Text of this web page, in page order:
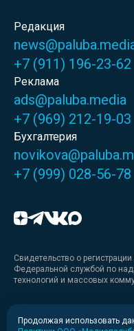
Редакция
+7 (911) 196-23-62
Реклама
ads@paluba.media
+7 (969) 212-19-03
Бухгалтерия
+7 (999) 028-56-78
Свидетельство о
Федеральной службой по
технологий и массовых
Медиакит
Продолжая использовать